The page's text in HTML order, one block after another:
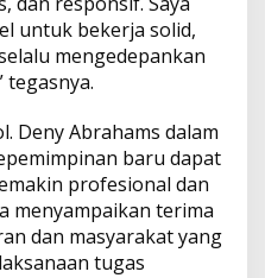
untuk bekerja solid,
mengedepankan
tegasnya.
Deny Abrahams dalam
baru dapat
profesional dan
menyampaikan terima
dan masyarakat yang
tugas